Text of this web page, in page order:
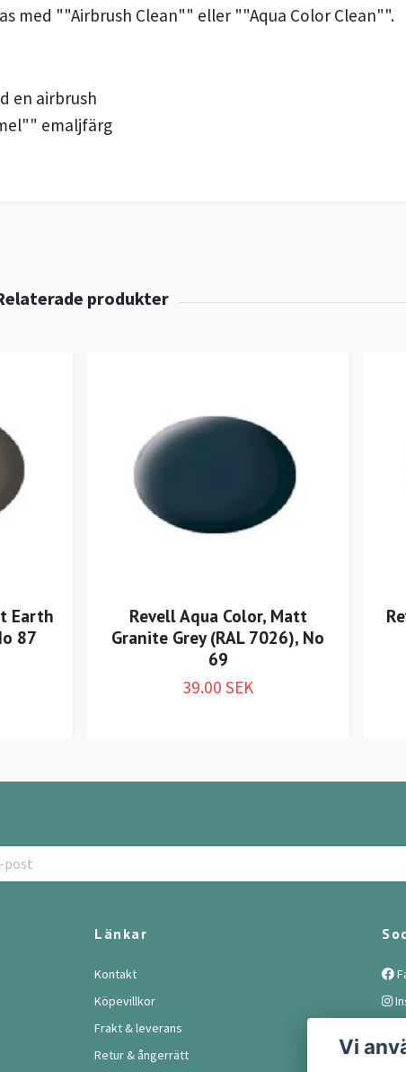
med ""Airbrush Clean"" eller ""Aqua Color Clean"".
en airbrush
emaljfärg
Earth
87
Revell Aqua Color, Matt
Granite Grey (RAL 7026), No
69
39.00 SEK
Länkar
Kontakt
Köpevillkor
Frakt & leverans
Retur & ångerrätt
Vi